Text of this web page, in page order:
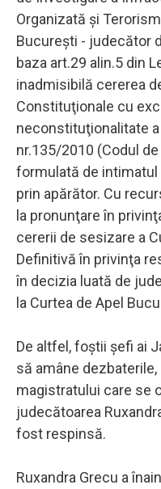
Organizată şi
Bucureşti - judecător
baza art.29 alin.5 din
inadmisibilă cererea
Constituţionale cu
neconstituţionalitate
nr.135/2010 (Codul
formulată de intimatul
prin apărător. Cu
la pronunţare în
cererii de sesizare a
Definitivă în privinţa
în decizia luată de
la Curtea de Apel
De altfel, foştii şefi ai
să amâne
magistratului care se
judecătoarea
fost respinsă.
Ruxandra Grecu a